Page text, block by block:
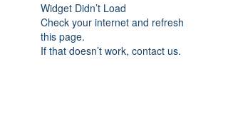
Widget Didn’t Load
Check your internet and refresh
this page.
If that doesn’t work, contact us.